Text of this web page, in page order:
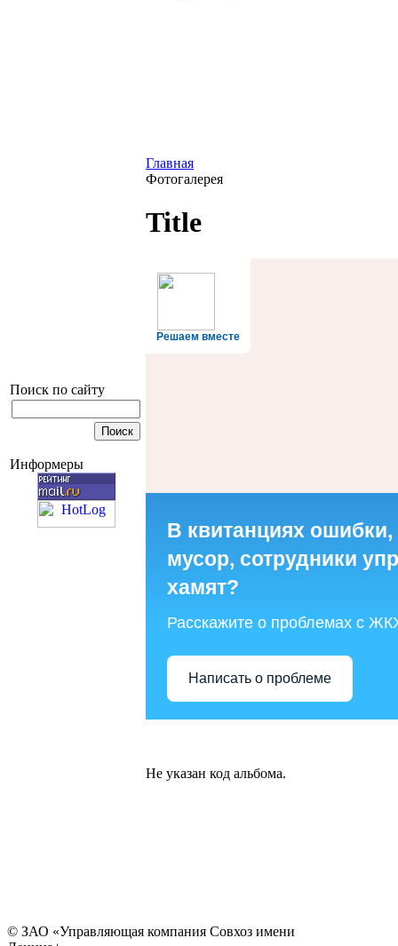
Поиск по сайту
Информеры
Главная
Фотогалерея
Title
Решаем вместе
В квитанциях
мусор, сотрудники
хамят?
Расскажите о проблемах с
Написать о проблеме
Не указан код альбома.
© ЗАО «Управляющая компания Совхоз имени